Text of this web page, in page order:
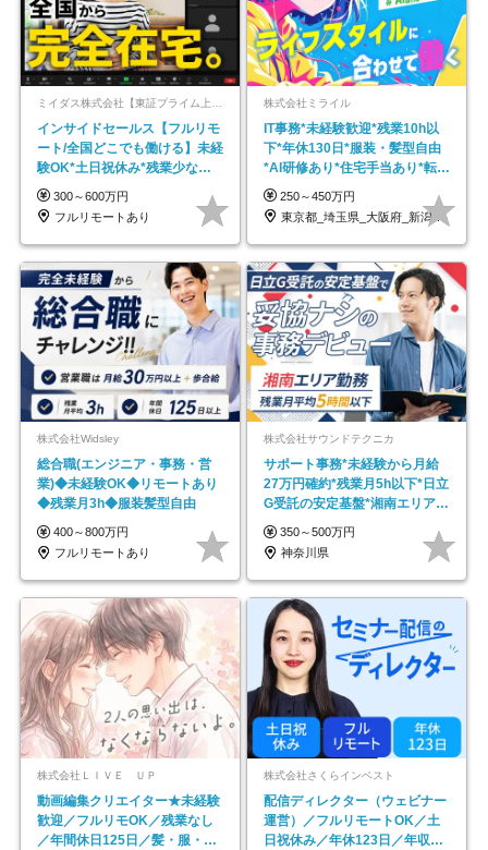
インサイドセールス【フルリモ
ート/全国どこでも働ける】未経
験OK*土日祝休み*残業少なめ*
在宅勤務手当あり
300～600万円
フルリモートあり
株式会社ミライル
IT事務*未経験歓迎*残業10h以
下*年休130日*服装・髪型自由
*AI研修あり*住宅手当あり*転勤
なし
250～450万円
東京都_埼玉県_大阪府_新潟県_福岡県
株式会社Widsley
総合職(エンジニア・事務・営
業)◆未経験OK◆リモートあり
◆残業月3h◆服装髪型自由
400～800万円
フルリモートあり
株式会社サウンドテクニカ
サポート事務*未経験から月給
27万円確約*残業月5h以下*日立
G受託の安定基盤*湘南エリア勤
務
350～500万円
神奈川県
株式会社ＬＩＶＥ ＵＰ
動画編集クリエイター★未経験
歓迎／フルリモOK／残業なし
／年間休日125日／髪・服・ネ
株式会社さくらインベスト
配信ディレクター（ウェビナー
運営）／フルリモートOK／土
日祝休み／年休123日／年収